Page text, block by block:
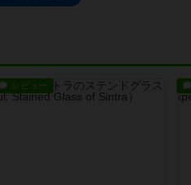
レビュー